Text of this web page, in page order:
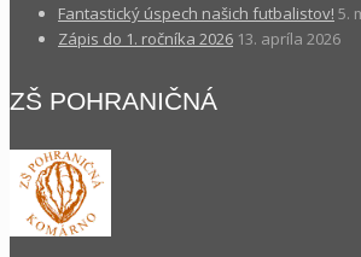
Fantastický úspech našich futbalistov! 5.
Zápis do 1. ročníka 2026 13. apríla 2026
ZŠ POHRANIČNÁ